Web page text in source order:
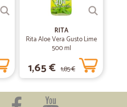
RITA
Rita Aloe Vera Gusto Lime
500 ml
1,65 € 1,85 €